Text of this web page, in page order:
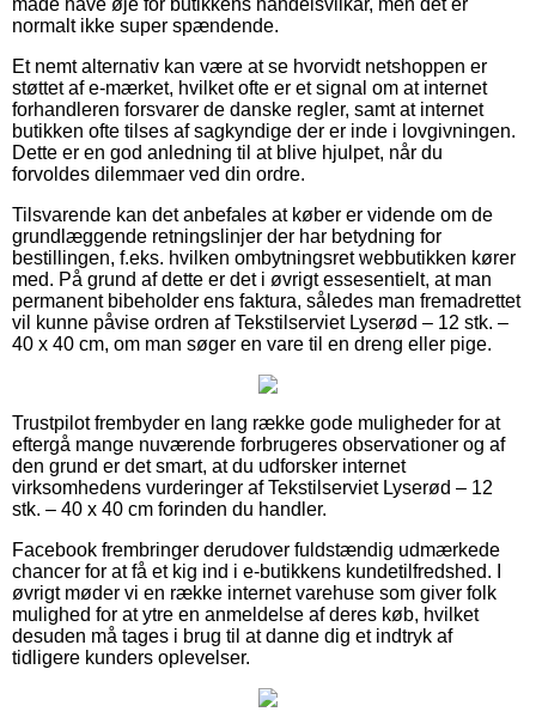
normalt ikke super spændende.
Et nemt alternativ kan være at se hvorvidt netshoppen er
støttet af e-mærket, hvilket ofte er et signal om at internet
forhandleren forsvarer de danske regler, samt at internet
butikken ofte tilses af sagkyndige der er inde i lovgivningen.
Dette er en god anledning til at blive hjulpet, når du
forvoldes dilemmaer ved din ordre.
Tilsvarende kan det anbefales at køber er vidende om de
grundlæggende retningslinjer der har betydning for
bestillingen, f.eks. hvilken ombytningsret webbutikken kører
med. På grund af dette er det i øvrigt essesentielt, at man
permanent bibeholder ens faktura, således man fremadrettet
vil kunne påvise ordren af Tekstilserviet Lyserød – 12 stk. –
40 x 40 cm, om man søger en vare til en dreng eller pige.
Trustpilot frembyder en lang række gode muligheder for at
eftergå mange nuværende forbrugeres observationer og af
den grund er det smart, at du udforsker internet
virksomhedens vurderinger af Tekstilserviet Lyserød – 12
stk. – 40 x 40 cm forinden du handler.
Facebook frembringer derudover fuldstændig udmærkede
chancer for at få et kig ind i e-butikkens kundetilfredshed. I
øvrigt møder vi en række internet varehuse som giver folk
mulighed for at ytre en anmeldelse af deres køb, hvilket
desuden må tages i brug til at danne dig et indtryk af
tidligere kunders oplevelser.